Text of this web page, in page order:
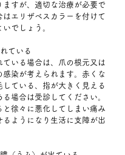
ますが、適切な治療が必要で
はエリザベスカラーを付けて
でしょう。
ている
ている場合は、爪の根元又は
感染が考えられます。赤くな
している、指が大きく見える
る場合は受診してください。
と徐々に悪化してしまい痛み
るようになり生活に支障が出